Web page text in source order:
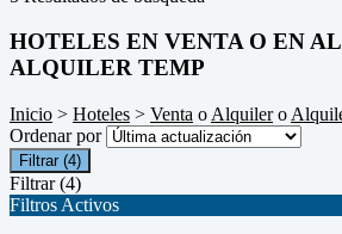
HOTELES EN VENTA O EN
ALQUILER TEMP
Inicio > Hoteles > Venta o Alquilero
Ordenar por
Filtrar (4)
Filtrar (4)
Filtros Activos